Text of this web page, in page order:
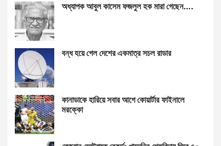
অধ্যাপক আবুল কাসেম ফজলুল হক মারা গেছেন….
বন্ধ হয়ে গেল দেশের একমাত্র সচল রাডার
কানাডাকে হারিয়ে সবার আগে কোয়ার্টার ফাইনালে
মরক্কো